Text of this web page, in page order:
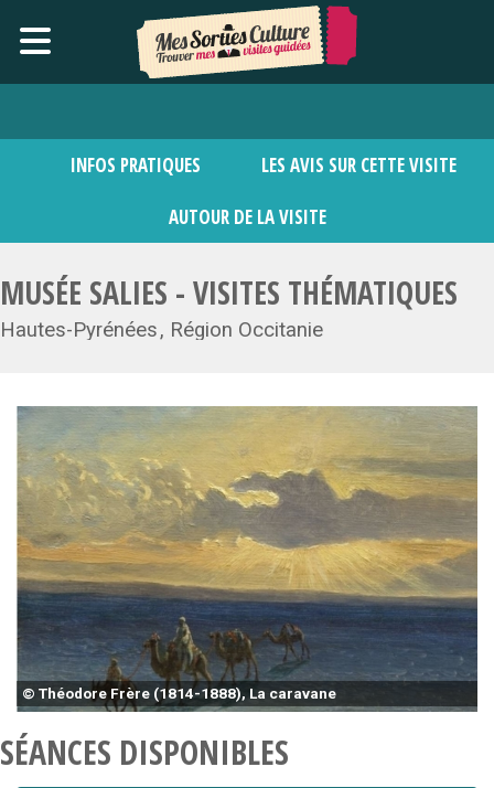
INFOS PRATIQUES LES AVIS SUR CETTE VISITE
AUTOUR DE LA VISITE
MUSÉE SALIES - VISITES THÉMATIQUES
Hautes-Pyrénées Région Occitanie
© Théodore Frère (1814-1888), La caravane
SÉANCES DISPONIBLES